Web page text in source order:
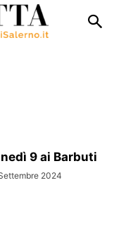
9 ai Barbuti
2024